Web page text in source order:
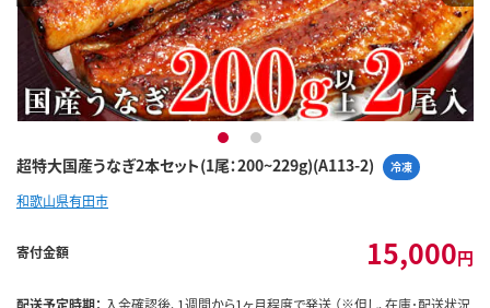
超特大国産うなぎ2本セット(1尾：200~229g)(A113-2) 冷凍
1 2
和歌山県有田市
寄付金額 15,000円
配送予定時期： 入金確認後、1週間から1ヶ月程度で発送 （※但し、在庫･配送状況